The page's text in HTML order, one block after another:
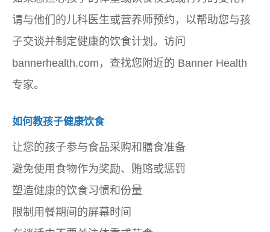
请与他们的儿科医生或营养师预约，以帮助您与孩
子交谈并制定健康的饮食计划。访问
bannerhealth.com，查找您附近的 Banner Health
专家。
如何教孩子健康饮食
让您的孩子参与食品采购和膳食准备
避免使用食物作为奖励、贿赂或惩罚
塑造健康的饮食习惯和份量
限制用餐期间的屏幕时间